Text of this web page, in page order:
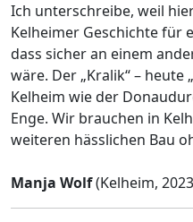
Ich unterschreibe, weil
Kelheimer Geschichte für
dass sicher an einem
wäre. Der „Kralik“ – heute
Kelheim wie der
Enge. Wir brauchen in
weiteren hässlichen Bau
Manja Wolf(Kelheim,